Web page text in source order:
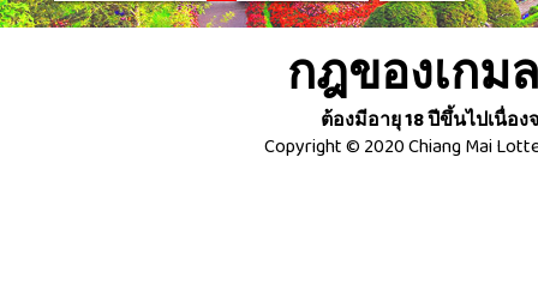
กฎของเกม
ต้องมีอายุ 18 ปีขึ้นไปเนื่อ
Copyright © 2020 Chiang Mai